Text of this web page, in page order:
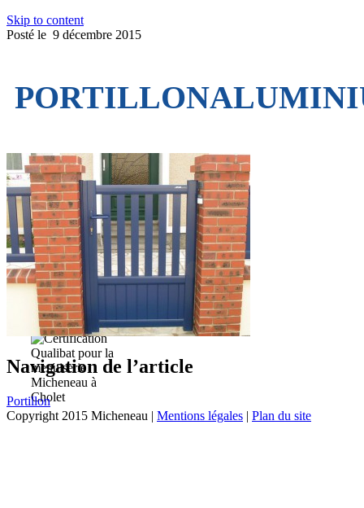
Skip to content
Posté le 9 décembre 2015
Navigation de l’article
Portillon
Copyright 2015 Micheneau | Mentions légales | Plan du site